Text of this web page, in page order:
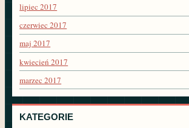
lipiec 2017
czerwiec 2017
maj 2017
kwiecień 2017
marzec 2017
KATEGORIE